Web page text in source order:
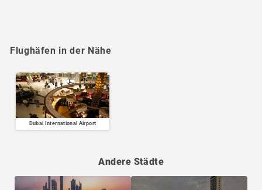
Flughäfen in der Nähe
Dubai International Airport
Andere Städte